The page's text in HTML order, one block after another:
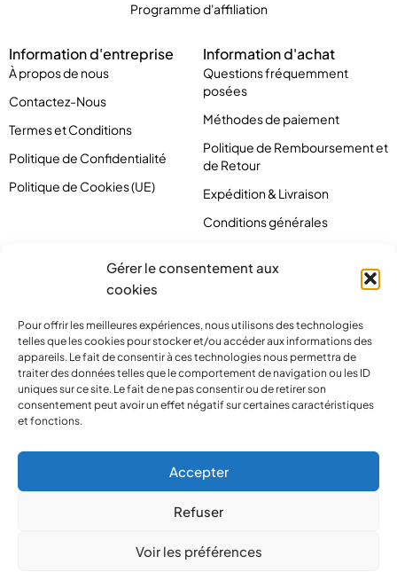
Gérer le consentement aux
cookies
Pour offrir les meilleures expériences, nous utilisons des technologies
telles que les cookies pour stocker et/ou accéder aux informations des
appareils. Le fait de consentir à ces technologies nous permettra de
traiter des données telles que le comportement de navigation ou les ID
uniques sur ce site. Le fait de ne pas consentir ou de retirer son
consentement peut avoir un effet négatif sur certaines caractéristiques
et fonctions.
Accepter
Refuser
Voir les préférences
Programme d'affiliation
Information d'entreprise
À propos de nous
Contactez-Nous
Termes et Conditions
Politique de Confidentialité
Politique de Cookies (UE)
Information d'achat
Questions fréquemment
posées
Méthodes de paiement
Politique de Remboursement et
de Retour
Expédition & Livraison
Conditions générales
Copyright 2024 © Pirlove. Tous droits réservés